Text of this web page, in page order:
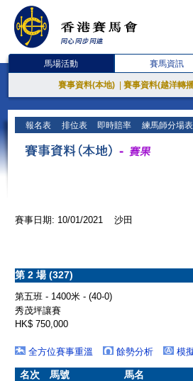
馬場活動 賽馬資訊
賽事資料(本地) 賽事資料(越洋轉
報名表 排位表 即時賠率 練馬師分場表
賽事日期: 10/01/2021 沙田
第 2 場 (327)
第五班 - 1400米 - (40-0)
秀茂坪讓賽
HK$ 750,000
全方位賽事重溫
餘勢分析 模
名次 馬號 馬名